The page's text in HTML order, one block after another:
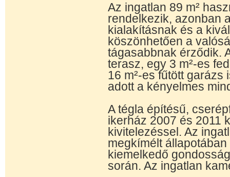
Az ingatlan 89 m²
rendelkezik, azonban
kialakításnak és a
köszönhetően a
tágasabbnak érződik.
terasz, egy 3 m²-es
16 m²-es fűtött garázs
adott a kényelmes
A tégla építésű,
ikerház 2007 és 2011
kivitelezéssel. Az
megkímélt
kiemelkedő
során. Az ingatlan